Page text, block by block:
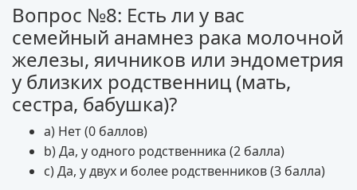
Вопрос №8: Есть ли у вас
семейный анамнез рака молочной
железы, яичников или эндометрия
у близких родственниц (мать,
сестра, бабушка)?
a) Нет (0 баллов)
b) Да, у одного родственника (2 балла)
c) Да, у двух и более родственников (3 балла)